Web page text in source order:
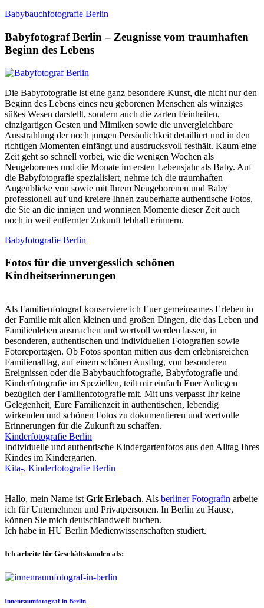
Babybauchfotografie Berlin
Babyfotograf Berlin – Zeugnisse vom traumhaften
Beginn des Lebens
Die Babyfotografie ist eine ganz besondere Kunst, die nicht nur den
Beginn des Lebens eines neu geborenen Menschen als winziges
süßes Wesen darstellt, sondern auch die zarten Feinheiten,
einzigartigen Gesten und Mimiken sowie die unvergleichbare
Ausstrahlung der noch jungen Persönlichkeit detailliert und in den
richtigen Momenten einfängt und ausdrucksvoll festhält. Kaum eine
Zeit geht so schnell vorbei, wie die wenigen Wochen als
Neugeborenes und die Monate im ersten Lebensjahr als Baby. Auf
die Babyfotografie spezialisiert, nehme ich die traumhaften
Augenblicke von sowie mit Ihrem Neugeborenen und Baby
professionell auf und kreiere Ihnen zauberhafte authentische Fotos,
die Sie an die innigen und wonnigen Momente dieser Zeit auch
noch in weit entfernter Zukunft lebhaft erinnern.
Babyfotografie Berlin
Fotos für die unvergesslich schönen
Kindheitserinnerungen
Als Familienfotograf konserviere ich Euer gemeinsames Erleben in
der Familie mit allen kleinen und großen Dingen, die das Leben und
Familienleben ausmachen und wertvoll werden lassen, in
besonderen, authentischen und individuellen Fotografien sowie
Fotoreportagen. Ob Fotos spontan mitten aus dem erlebnisreichen
Familienalltag, auf einem schönen Ausflug, von besonderen
Ereignissen oder die Babybauchfotografie, Babyfotografie und
Kinderfotografie im Speziellen, teilt mir einfach Euer Anliegen
bezüglich der Familienfotografie mit. Mit uns verpasst Ihr keine
Gelegenheit, Eure Familienzeit in authentischen, lebendig
wirkenden und schönen Fotos zu dokumentieren und wertvolle
Erinnerungen für die Zukunft zu schaffen.
Kinderfotografie Berlin
Individuelle und authentische Kindergartenfotos aus den Alltag Ihres
Kindes im Kindergarten.
Kita-, Kinderfotografie Berlin
Hallo, mein Name ist Grit Erlebach. Als berliner Fotografin arbeite
ich für Unternehmen und Privatpersonen. In Berlin zu Hause,
können Sie mich deutschlandweit buchen.
Ich habe in HU Berlin Medienwissenschaften studiert.
Ich arbeite für Geschäftskunden als:
Innenraumfotograf in Berlin